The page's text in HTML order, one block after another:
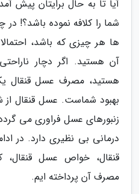
آیا تا به حال برایتان پیش
شما را کلافه نموده باشد؟!
ها هر چیزی که باشد،
آن هستید. اگر دچار
هستید، مصرف عسل قنقال
بهبود شماست. عسل قنقال از
زنبورهای عسل فراوری می
درمانی بی نظیری دارد. در
قنقال، خواص عسل قنقال،
مصرف آن پرداخته ایم.